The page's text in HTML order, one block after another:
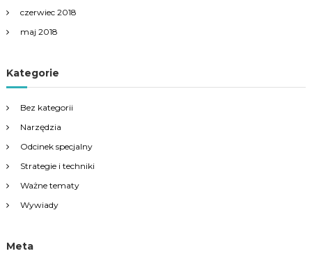
czerwiec 2018
maj 2018
Kategorie
Bez kategorii
Narzędzia
Odcinek specjalny
Strategie i techniki
Ważne tematy
Wywiady
Meta